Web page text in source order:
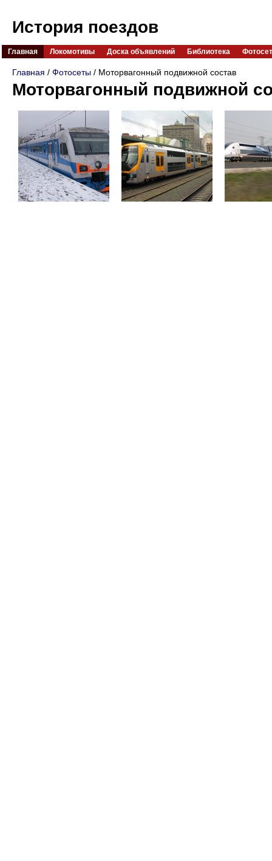
История поездов
Главная Локомотивы Доска объявлений Библиотека
Главная / Фотосеты / Моторвагонный подвижной состав
Моторвагонный подвижной